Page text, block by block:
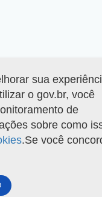
sua
o gov.br, você
de
sobre como
.Se você